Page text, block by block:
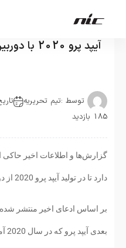
آیپد پرو 2020 با دوربین سه لنز تولید می‌شود
توسط :تیم تحریریه تاریخ
185 بازدید
گزارش‌ها و اطلاعات اخیر
دارد تا در تولید آیپد پرو 2020 از دوربین سه لنز تولید استفاده کند.